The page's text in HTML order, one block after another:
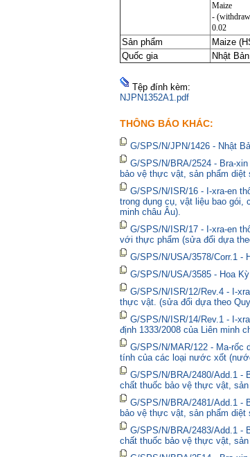
Maize
-
0.02
Sản phẩm
Maize
Quốc gia
Nhật Bản
Tệp đính kèm:
NJPN1352A1.pdf
THÔNG BÁO KHÁC:
G/SPS/N/JPN/1426 - Nhật
G/SPS/N/BRA/2524 - Bra-
bảo vệ thực vật, sản phẩm diệt
G/SPS/N/ISR/16 - I-xra-en
trong dụng cụ, vật liệu bao gói,
minh châu Âu).
G/SPS/N/ISR/17 - I-xra-en
với thực phẩm (sửa đổi dựa
G/SPS/N/USA/3578/Corr.1 -
G/SPS/N/USA/3585 - Hoa
G/SPS/N/ISR/12/Rev.4 - I-
thực vật. (sửa đổi dựa theo
G/SPS/N/ISR/14/Rev.1 - I-
định 1333/2008 của Liên minh
G/SPS/N/MAR/122 - Ma-rốc
tính của các loại nước xốt
G/SPS/N/BRA/2480/Add.1 -
chất thuốc bảo vệ thực vật,
G/SPS/N/BRA/2481/Add.1 -
bảo vệ thực vật, sản phẩm diệt
G/SPS/N/BRA/2483/Add.1 -
chất thuốc bảo vệ thực vật,